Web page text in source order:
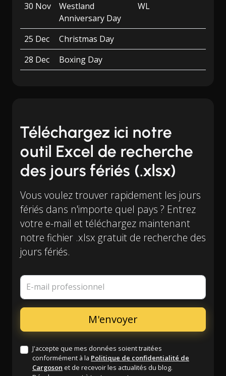
30 Nov
Westland
Anniversary Day
WL
25 Dec
Christmas Day
28 Dec
Boxing Day
Téléchargez ici notre
outil Excel de recherche
des jours fériés (.xlsx)
Vous voulez trouver rapidement les jours
fériés dans n'importe quel pays ? Entrez
votre e-mail et téléchargez maintenant
notre fichier .xlsx gratuit de recherche des
jours fériés.
E-mail professionnel
J'accepte que mes données soient traitées
conformément à la Politique de confidentialité de
Cargoson et de recevoir les actualités du blog.